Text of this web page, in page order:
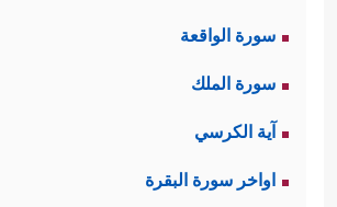
سورة الواقعة
سورة الملك
آية الكرسي
اواخر سورة البقرة